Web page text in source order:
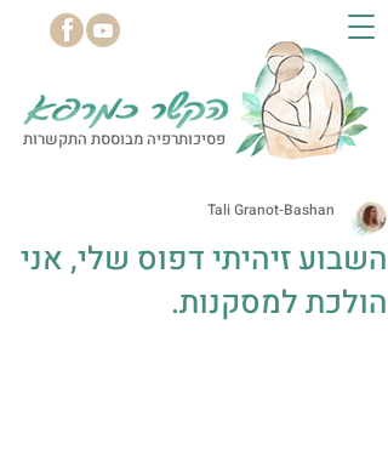
פסיכותרפיה מבוססת התקשרות
השבוע זיהיתי דפוס שלי, אני
הולכת למסקנות.
Tali Granot-Bashan